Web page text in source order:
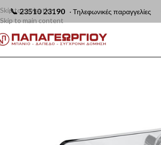
📞 23510 23190 · Τηλεφωνικές παραγγελίες
Skip to navigation
Skip to main content